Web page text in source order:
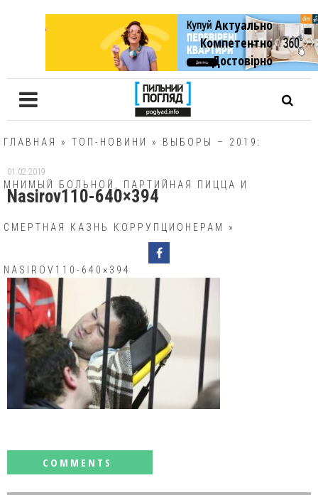
Актуально
Компетентно
Достовiрно
ГЛАВНАЯ » ТОП-НОВИНИ » ВЫБОРЫ – 2019:
МНИМЫЙ БОЛЬНОЙ, ПАРТИЙНАЯ ПИЦЦА И
СМЕРТНАЯ КАЗНЬ КОРРУПЦИОНЕРАМ »
NASIROV110-640×394
01.02.2019
Nasirov110-640×394